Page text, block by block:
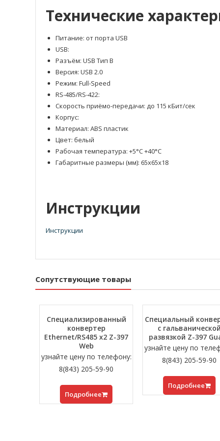
Технические
Питание: от порта USB
USB:
Разъём: USB Тип В
Версия: USB 2.0
Режим: Full-Speed
RS-485/RS-422:
Скорость приёмо-передачи: до 115 кБит/сек
Корпус:
Материал: ABS пластик
Цвет: белый
Рабочая температура: +5°С +40°С
Габаритные размеры (мм): 65х65х18
Инструкции
Инструкции
Сопутствующие товары
Специализированный
конвертер
Ethernet/RS485 x2 Z-397
Web
узнайте цену по телефону:
8(843) 205-59-90
Подробнее
Специальный
с гальванической
развязкой Z-397
узнайте цену по
8(843) 205-59-90
Подробнее